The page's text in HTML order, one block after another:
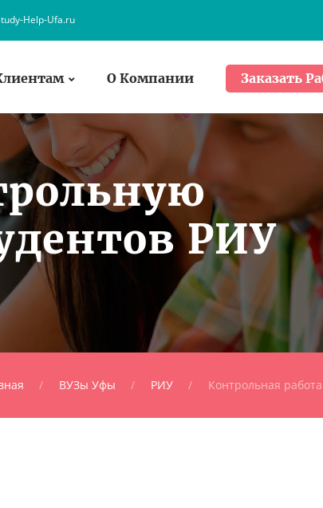
Help-Ufa.ru
О Компании Заказать
РИУ
ВУЗы Уфы РИУ Контрольная работа